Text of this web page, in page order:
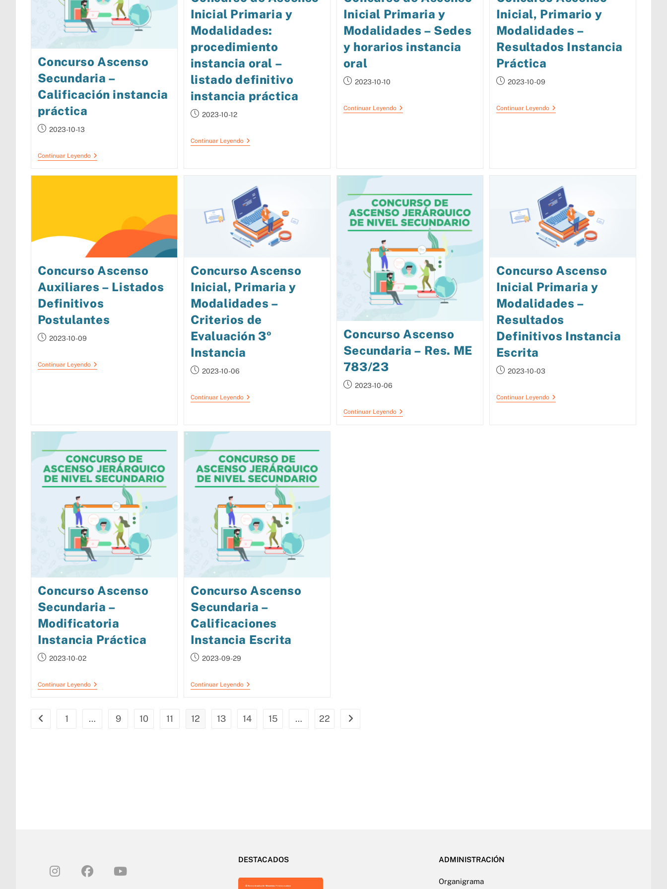
Concurso Ascenso
Secundaria –
Calificación instancia
práctica
2023-10-13
Continuar Leyendo
Inicial Primaria y
Modalidades:
procedimiento
instancia oral –
listado definitivo
instancia práctica
2023-10-12
Continuar Leyendo
Inicial Primaria y
Modalidades – Sedes
y horarios instancia
oral
2023-10-10
Continuar Leyendo
Inicial, Primario y
Modalidades –
Resultados Instancia
Práctica
2023-10-09
Continuar Leyendo
Concurso Ascenso
Auxiliares – Listados
Definitivos
Postulantes
2023-10-09
Continuar Leyendo
Concurso Ascenso
Inicial, Primaria y
Modalidades –
Criterios de
Evaluación 3º
Instancia
2023-10-06
Continuar Leyendo
Concurso Ascenso
Secundaria – Res. ME
783/23
2023-10-06
Continuar Leyendo
Concurso Ascenso
Inicial Primaria y
Modalidades –
Resultados
Definitivos Instancia
Escrita
2023-10-03
Continuar Leyendo
Concurso Ascenso
Secundaria –
Modificatoria
Instancia Práctica
2023-10-02
Continuar Leyendo
Concurso Ascenso
Secundaria –
Calificaciones
Instancia Escrita
2023-09-29
Continuar Leyendo
1 … 9 10 11 12 13 14 15 … 22
DESTACADOS ADMINISTRACIÓN
Organigrama